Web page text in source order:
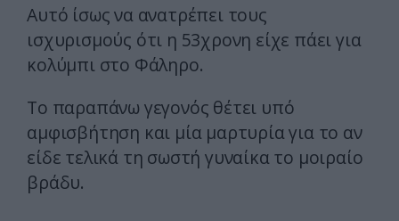
Αυτό ίσως να ανατρέπει τους
ισχυρισμούς ότι η 53χρονη είχε πάει για
κολύμπι στο Φάληρο.
Το παραπάνω γεγονός θέτει υπό
αμφισβήτηση και μία μαρτυρία για το αν
είδε τελικά τη σωστή γυναίκα το μοιραίο
βράδυ.